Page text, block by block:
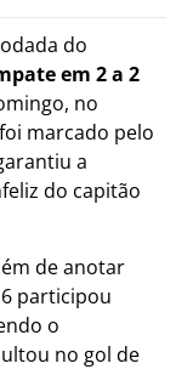
do
em 2 a 2
no
marcado pelo
a
do capitão
de anotar
participou
o
no gol de